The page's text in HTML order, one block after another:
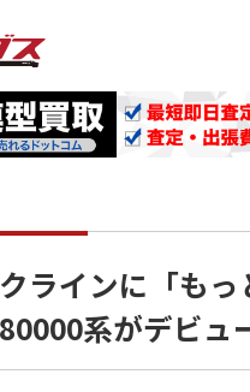
ラインに「もっ
系がデビュ